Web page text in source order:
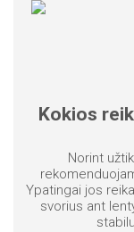
Kokios
Norint
Ypatingai jos
svorius ant